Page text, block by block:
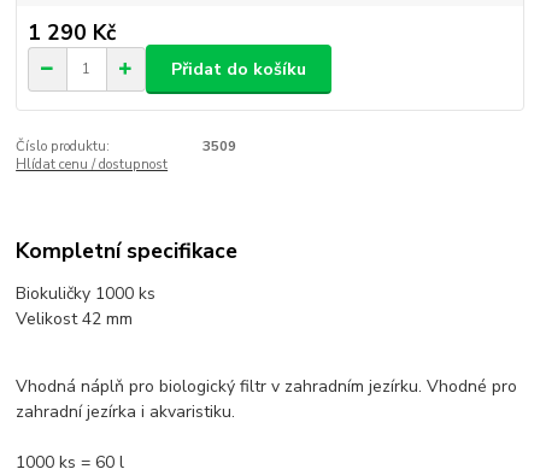
1 290 Kč
Přidat do košíku
Číslo produktu:
3509
Hlídat cenu / dostupnost
Kompletní specifikace
Biokuličky 1000 ks
Velikost 42 mm
Vhodná náplň pro biologický filtr v zahradním jezírku. Vhodné pro
zahradní jezírka i akvaristiku.
1000 ks = 60 l